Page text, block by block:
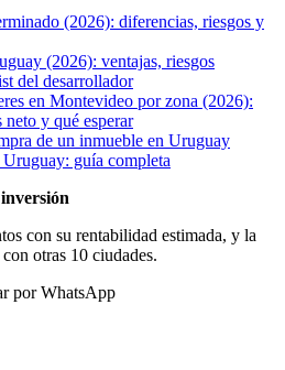
(2026): diferencias, riesgos y
(2026): ventajas, riesgos
del desarrollador
en Montevideo por zona (2026):
y qué esperar
de un inmueble en Uruguay
guía completa
con su rentabilidad estimada, y la
otras 10 ciudades.
por WhatsApp